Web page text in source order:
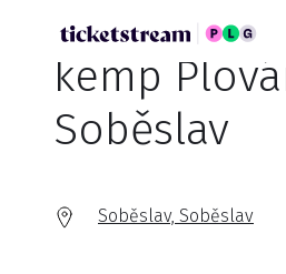
kemp
Soběslav
Soběslav, Soběslav